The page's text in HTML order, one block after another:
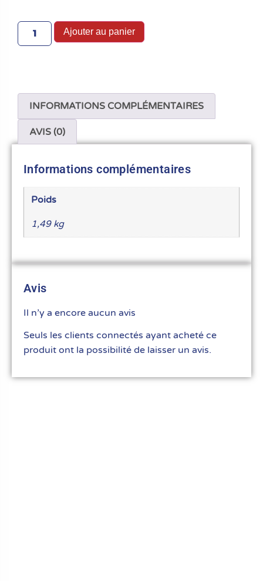
Ajouter au panier
INFORMATIONS COMPLÉMENTAIRES
AVIS (0)
Informations complémentaires
Poids
1,49 kg
Avis
Il n’y a encore aucun avis
Seuls les clients connectés ayant acheté ce
produit ont la possibilité de laisser un avis.